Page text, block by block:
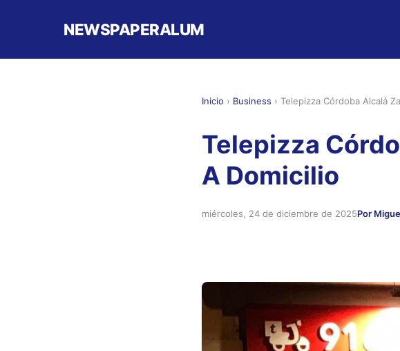
NEWSPAPERALUM
Inicio › Business › Telepizza Córdoba Alcalá
Telepizza
A Domicilio
miércoles, 24 de diciembre de 2025Por